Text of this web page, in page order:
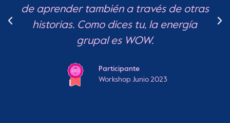
de aprender también a través de otras
historias. Como dices tu, la energía
grupal es WOW.
Participante
Workshop Junio 2023